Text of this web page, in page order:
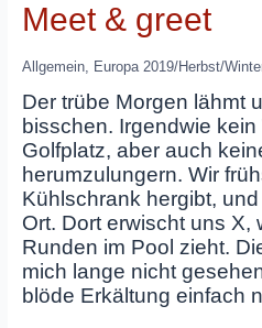
Meet & greet
Allgemein, Europa 2019/Herbst/
Der trübe Morgen lähmt
bisschen. Irgendwie
Golfplatz, aber auch
herumzulungern. Wir
Kühlschrank hergibt,
Ort. Dort erwischt uns X,
Runden im Pool zieht.
mich lange nicht
blöde Erkältung einfach